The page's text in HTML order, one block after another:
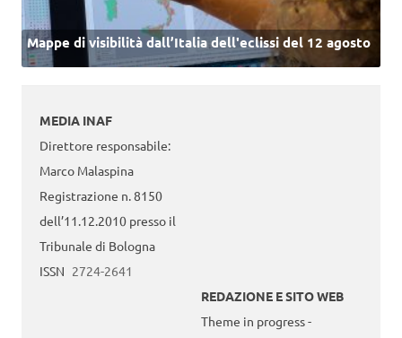
Mappe di visibilità dall’Italia dell'eclissi del 12 agosto
MEDIA INAF
Direttore responsabile:
Marco Malaspina
Registrazione n. 8150
dell’11.12.2010 presso il
Tribunale di Bologna
ISSN 2724-2641
REDAZIONE E SITO WEB
Theme in progress -